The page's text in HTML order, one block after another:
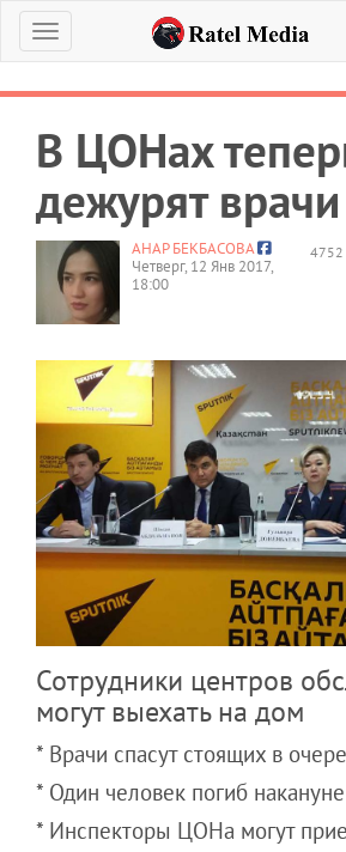
Меню
В ЦОНах
дежурят врачи
АНАР БЕКБАСОВА
Четверг, 12 Янв 2017,
18:00
Сотрудники центров
могут выехать на дом
* Врачи спасут стоящих в
* Один человек погиб накануне
* Инспекторы ЦОНа могут